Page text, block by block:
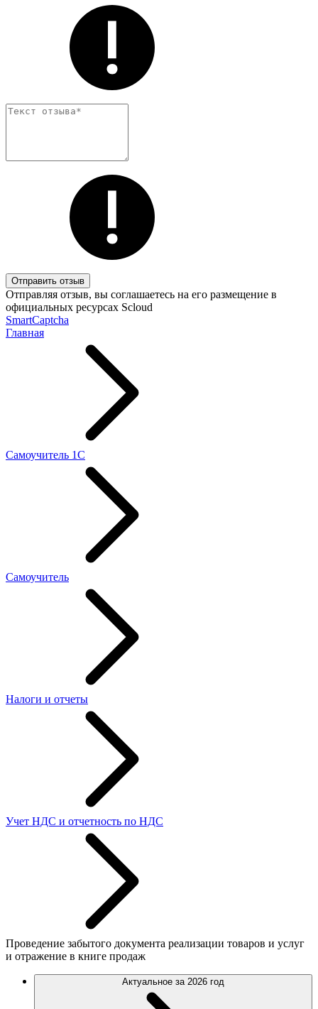
Отправить отзыв
Отправляя отзыв, вы соглашаетесь на его размещение в
официальных ресурсах Scloud
SmartCaptcha
Главная
Самоучитель 1С
Самоучитель
Налоги и отчеты
Учет НДС и отчетность по НДС
Проведение забытого документа реализации товаров и услуг
и отражение в книге продаж
Актуальное за 2026 год